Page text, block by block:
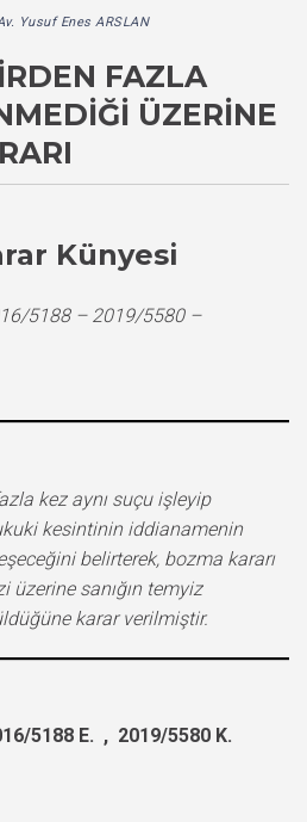
Yusuf Enes ARSLAN
FAZLA
ÜZERINE
Künyesi
5188 – 2019/5580 –
kez aynı suçu işleyip
kesintinin iddianamenin
belirterek, bozma kararı
üzerine sanığın temyiz
karar verilmiştir.
5188 E. , 2019/5580 K.